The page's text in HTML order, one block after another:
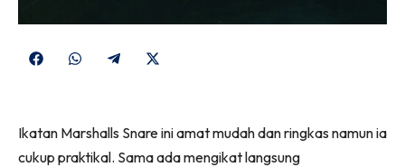
Share
Share
Share
(Twitter)
Ikatan Marshalls Snare ini amat mudah dan ringkas namun ia
cukup praktikal. Sama ada mengikat langsung